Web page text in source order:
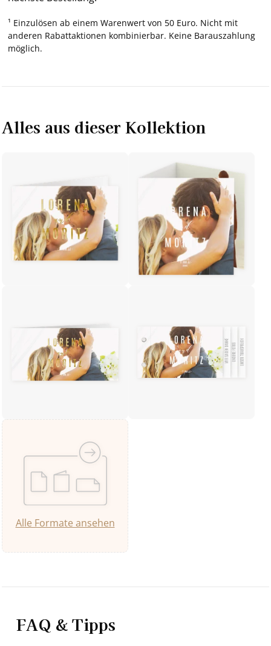
¹ Einzulösen ab einem Warenwert von 50 Euro. Nicht mit
anderen Rabattaktionen kombinierbar. Keine Barauszahlung
möglich.
Alles aus dieser Kollektion
Alle Formate ansehen
FAQ & Tipps